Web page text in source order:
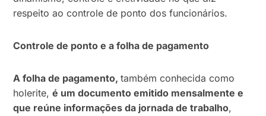
respeito ao controle de ponto dos funcionários.
Controle de ponto e a folha de pagamento
A folha de pagamento,também conhecida como
holerite,é um documento emitido mensalmente e
que reúne informações da jornada de trabalho,